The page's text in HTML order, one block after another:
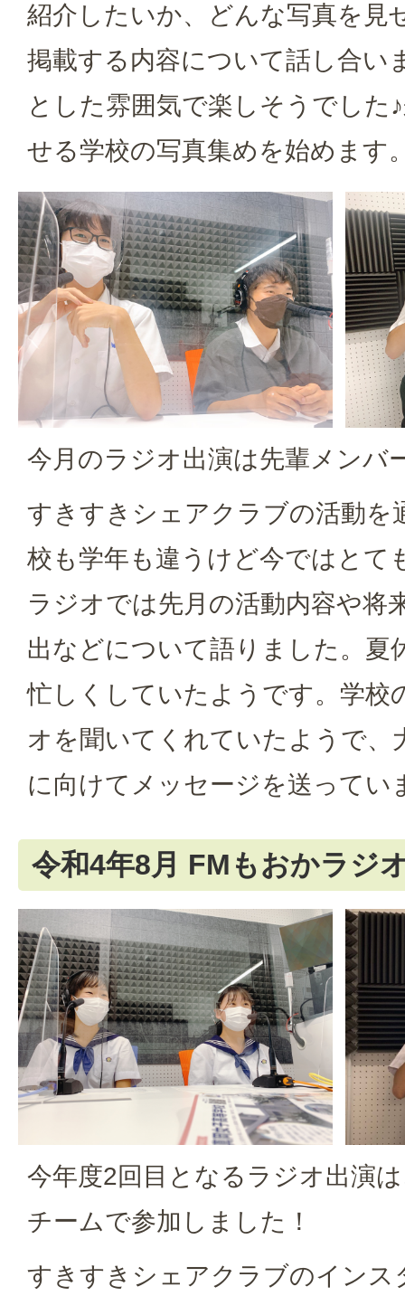
紹介したいか、どんな写真を見
掲載する内容について話し合い
とした雰囲気で楽しそうでした
せる学校の写真集めを始めます
今月のラジオ出演は先輩メンバ
すきすきシェアクラブの活動を
校も学年も違うけど今ではとて
ラジオでは先月の活動内容や将
出などについて語りました。夏
忙しくしていたようです。学校
オを聞いてくれていたようで、
に向けてメッセージを送ってい
令和4年8月 FMもおかラジ
今年度2回目となるラジオ出演
チームで参加しました！
すきすきシェアクラブのインス